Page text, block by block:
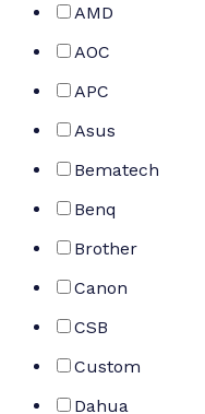
AMD
AOC
APC
Asus
Bematech
Benq
Brother
Canon
CSB
Custom
Dahua